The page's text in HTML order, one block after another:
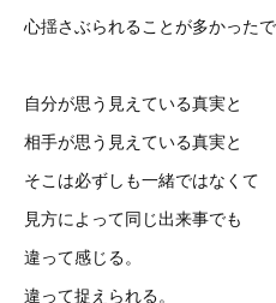
心揺さぶられることが多かったで
自分が思う見えている真実と
相手が思う見えている真実と
そこは必ずしも一緒ではなくて
見方によって同じ出来事でも
違って感じる。
違って捉えられる。